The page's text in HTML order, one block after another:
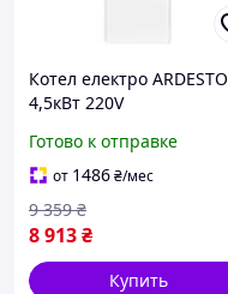
Котел електро ARDESTO
4,5кВт 220V
Готово к отправке
от 1486₴/мес
8 913₴
9 359 ₴
Купить